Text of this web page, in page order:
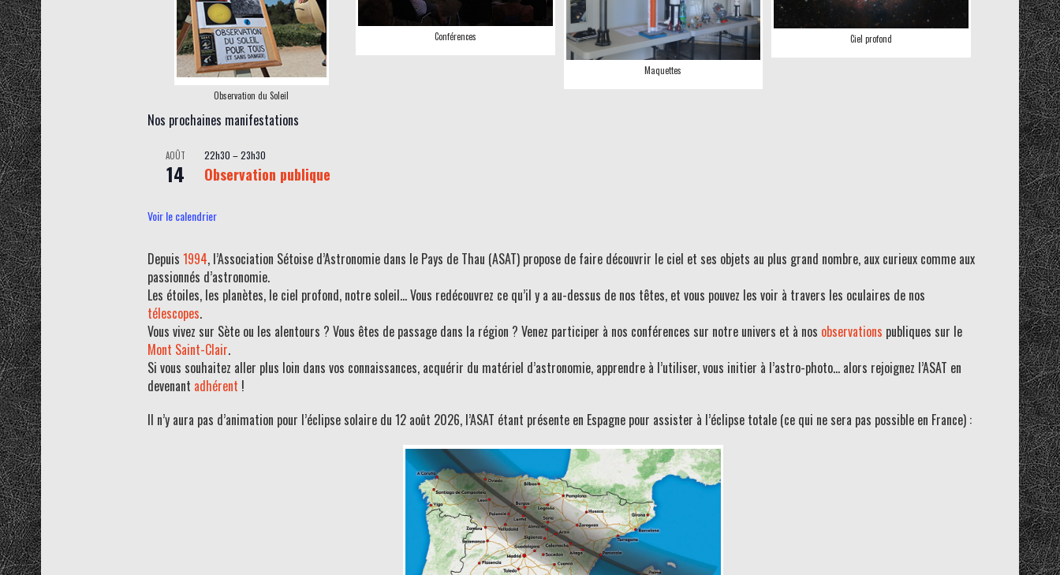
Observation du Soleil
Conférences
Maquettes
Ciel profond
Nos prochaines manifestations
AOÛT
14
22h30 –23h30
Observation publique
Voir le calendrier
Depuis 1994, l’Association Sétoise d’Astronomie dans le Pays de Thau (ASAT) propose de faire découvrir le ciel et ses objets au plus grand nombre, aux curieux comme aux
passionnés d’astronomie.
Les étoiles, les planètes, le ciel profond, notre soleil… Vous redécouvrez ce qu’il y a au-dessus de nos têtes, et vous pouvez les voir à travers les oculaires de nos
télescopes.
Vous vivez sur Sète ou les alentours ? Vous êtes de passage dans la région ? Venez participer à nos conférences sur notre univers et à nos observations publiques sur le
Mont Saint-Clair.
Si vous souhaitez aller plus loin dans vos connaissances, acquérir du matériel d’astronomie, apprendre à l’utiliser, vous initier à l’astro-photo… alors rejoignez l’ASAT en
devenant adhérent !
Il n’y aura pas d’animation pour l’éclipse solaire du 12 août 2026, l’ASAT étant présente en Espagne pour assister à l’éclipse totale (ce qui ne sera pas possible en France) :